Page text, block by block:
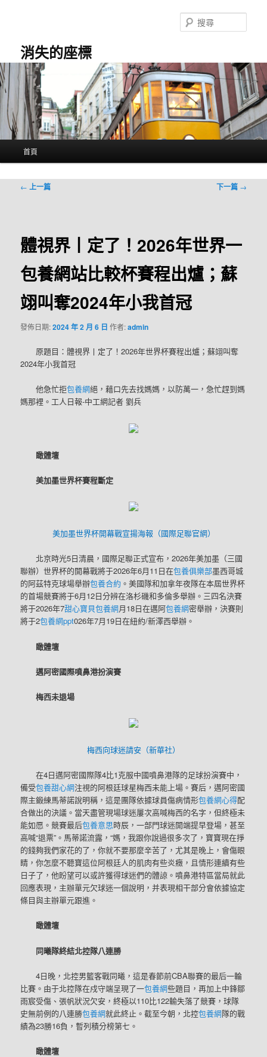
容
消失的座標
尋
首頁
文
← 上一篇 下一篇 →
體視界丨定了！2026年世界一
包養網站比較杯賽程出爐；蘇
翊叫奪2024年小我首冠
發佈日期:2024 年 2 月 6 日 作者:admin
原題目：體視界丨定了！2026年世界杯賽程出爐；蘇翊叫奪
2024年小我首冠
他急忙拒包養網絕，藉口先去找媽媽，以防萬一，急忙趕到媽
媽那裡。工人日報-中工網記者 劉兵
瞰體壇
美加墨世界杯賽程斷定
美加墨世界杯開幕戰宣揚海報（國際足聯官網）
北京時光5日清晨，國際足聯正式宣布，2026年美加墨（三國
聯辦）世界杯的開幕戰將于2026年6月11日在包養俱樂部墨西哥城
的阿茲特克球場舉辦包養合約 。美國隊和加拿年夜隊在本屆世界杯
的首場競賽將于6月12日分辨在洛杉磯和多倫多舉辦。三四名決賽
將于2026年7甜心寶貝包養網月18日在邁阿包養網密舉辦，決賽則
將于2包養網ppt026年7月19日在紐約/新澤西舉辦。
瞰體壇
邁阿密國際噴鼻港扮演賽
梅西未退場
梅西向球迷請安（新華社）
在4日邁阿密國際隊4比1克服中國噴鼻港隊的足球扮演賽中，
備受包養甜心網注視的阿根廷球星梅西未能上場。賽后，邁阿密國
際主鍛練馬蒂諾說明稱，這是團隊依據球員傷病情形包養網心得配
合做出的決議。當天盡管現場球迷屢次高喊梅西的名字，但終極未
能如愿。競賽最后包養意思時辰，一部門球迷開端提早登場，甚至
高喊“退票”。馬蒂諾流露，“媽，我跟你說過很多次了，寶寶現在掙
的錢夠我們家花的了，你就不要那麼辛苦了，尤其是晚上，會傷眼
睛，你怎麼不聽寶這位阿根廷人的肌肉有些炎癥，且情形連續有些
日子了，他盼望可以或許獲得球迷們的體諒。噴鼻港特區當局就此
回應表現，主辦單元欠球迷一個說明，并表現相干部分會依據協定
條目與主辦單元跟進。
瞰體壇
同曦隊終結北控隊八連勝
4日晚，北控男籃客戰同曦，這是春節前CBA聯賽的最后一輪
比賽。由于北控隊在戍守端呈現了一包養網些題目，再加上中鋒鄒
雨宸受傷、張帆狀況欠安，終極以110比122輸失落了競賽，球隊
史無前例的八連勝包養網就此終止。截至今朝，北控包養網隊的戰
績為23勝16負，暫列積分榜第七。
瞰體壇